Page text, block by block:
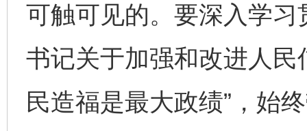
可触可见的。要深入学
书记关于加强和改进人民
民造福是最大政绩”，始